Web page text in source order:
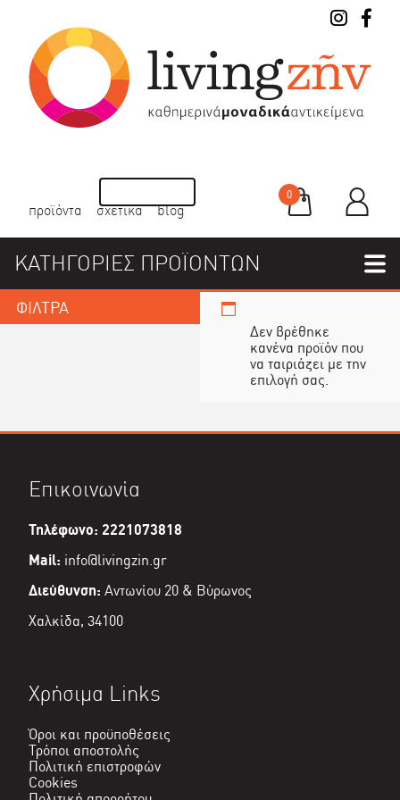
προϊόντα σχετικά blog
0
ΚΑΤΗΓΟΡΙΕΣ ΠΡΟΪΟΝΤΩΝ
ΦΙΛΤΡΑ
Δεν βρέθηκε
κανένα προϊόν που
να ταιριάζει με την
επιλογή σας.
Επικοινωνία
Τηλέφωνο: 2221073818
Mail: info@livingzin.gr
Διεύθυνση: Αντωνίου 20 & Βύρωνος
Χαλκίδα, 34100
Χρήσιμα Links
Όροι και προϋποθέσεις
Τρόποι αποστολής
Πολιτική επιστροφών
Cookies